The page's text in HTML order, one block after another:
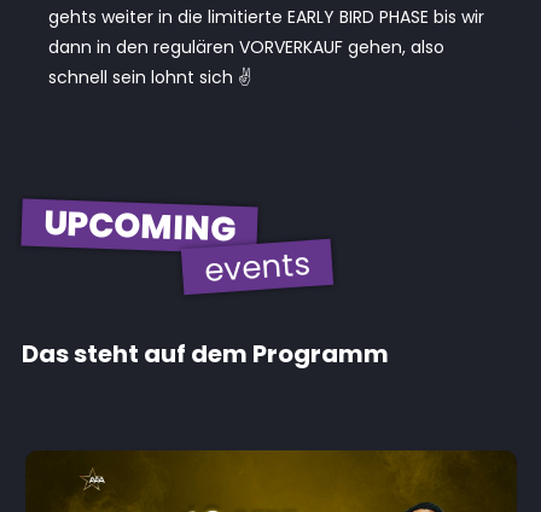
gehts weiter in die limitierte EARLY BIRD PHASE bis wir
dann in den regulären VORVERKAUF gehen, also
schnell sein lohnt sich ✌️
UPCOMING
events
Das steht auf dem Programm